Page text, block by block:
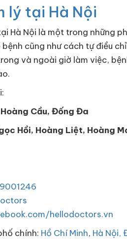
lý tại Hà Nội
Hà Nội là một trong những
cũng như cách tự điều
và ngoài giờ làm việc,
Cầu, Đống Đa
Hồi, Hoàng Liệt, Hoàng
hellodoctors.vn
chính: Hồ Chí Minh, Hà Nội,